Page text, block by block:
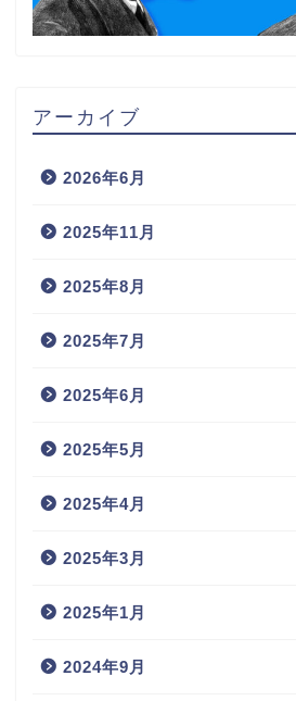
アーカイブ
2026年6月
2025年11月
2025年8月
2025年7月
2025年6月
2025年5月
2025年4月
2025年3月
2025年1月
2024年9月